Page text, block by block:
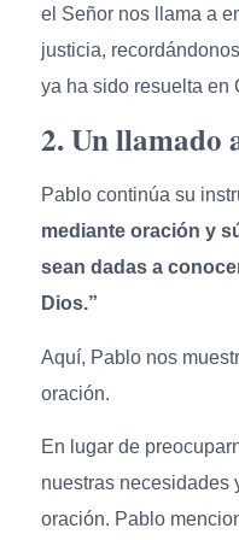
el Señor nos llama a
justicia,
ya ha sido resuelta en
2. Un llamado
Pablo continúa su
mediante oración y
sean dadas a
Dios.”
Aquí, Pablo nos
oración.
En lugar de
nuestras necesidades
oración. Pablo